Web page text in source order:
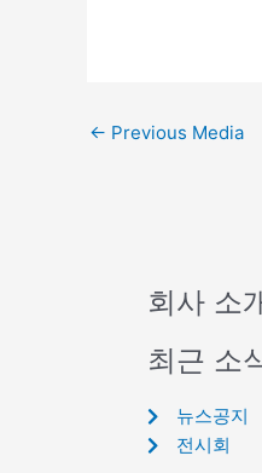
← Previous Media
회사 소
최근 소
뉴스공지
전시회